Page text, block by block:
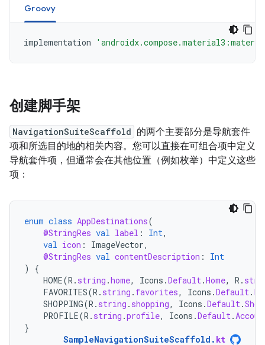
Groovy
implementation
创建脚手架
NavigationSuiteScaffold 的两个主要部分是导航套件
项和所选目的地的相关内容。您可以直接在可组合项中定义
导航套件项，但通常会在其他位置（例如枚举）中定义这些
项：
enum class AppDestinations(
@StringRes val label : Int,
val icon : ImageVector,
@StringRes val contentDescription :
Int
)
{
HOME(R . string .home, Icons .Default .Home, R .
FAVORITES(R . string . favorites, Icons .Default .
SHOPPING(R . string . shopping, Icons .Default .
PROFILE(R . string .profile, Icons .Default .
}
SampleNavigationSuiteScaffold . kt